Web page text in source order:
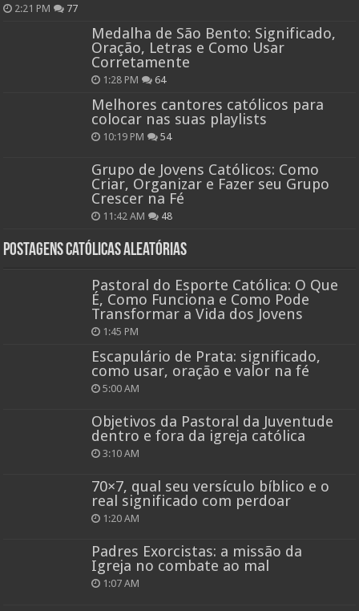
2:21 PM 77
Medalha de São Bento: Significado,
Oração, Letras e Como Usar
Corretamente
1:28 PM 64
Melhores cantores católicos para
colocar nas suas playlists
10:19 PM 54
Grupo de Jovens Católicos: Como
Criar, Organizar e Fazer seu Grupo
Crescer na Fé
11:42 AM 48
Postagens católicas aleatórias
Pastoral do Esporte Católica: O Que
É, Como Funciona e Como Pode
Transformar a Vida dos Jovens
1:45 PM
Escapulário de Prata: significado,
como usar, oração e valor na fé
5:00 AM
Objetivos da Pastoral da Juventude
dentro e fora da igreja católica
3:10 AM
70×7, qual seu versículo bíblico e o
real significado com perdoar
1:20 AM
Padres Exorcistas: a missão da
Igreja no combate ao mal
1:07 AM